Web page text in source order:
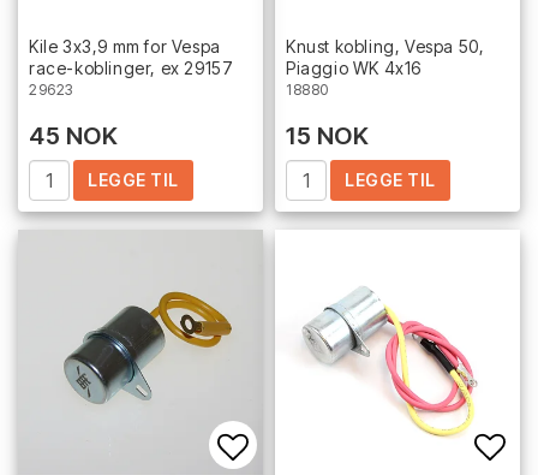
Add to list of favorites
Kile 3x3,9 mm for Vespa
race-koblinger, ex 29157
29623
45 NOK
LEGGE TIL
Knust kobling, Vespa 50,
Piaggio WK 4x16
18880
15 NOK
LEGGE TIL